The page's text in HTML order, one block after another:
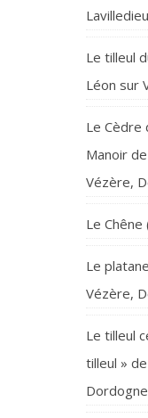
Lavilledieu
Le tilleul
Léon sur
Le Cèdre
Manoir
Vézère,
Le
Le
Vézère,
Le tilleul
tilleul »